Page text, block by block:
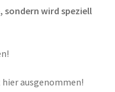
sondern wird speziell
ausgenommen!